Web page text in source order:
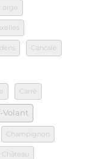
orge
Cancale
Carré
Volant
Champignon
Château